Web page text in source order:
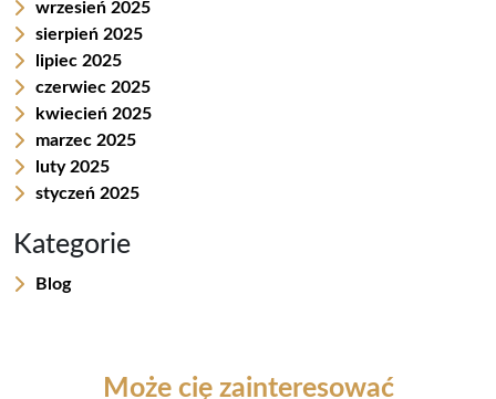
wrzesień 2025
sierpień 2025
lipiec 2025
czerwiec 2025
kwiecień 2025
marzec 2025
luty 2025
styczeń 2025
Kategorie
Blog
Może cię zainteresować